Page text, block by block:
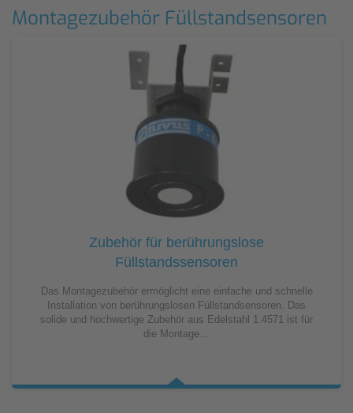
Montagezubehör Füllstandsensoren
Zubehör für berührungslose
Füllstandssensoren
Das Montagezubehör ermöglicht eine einfache und schnelle
Installation von berührungslosen Füllstandsensoren. Das
solide und hochwertige Zubehör aus Edelstahl 1.4571 ist für
die Montage…